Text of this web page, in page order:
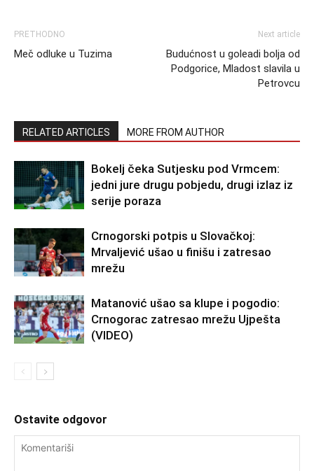
PRETHODNO
Meč odluke u Tuzima
Next article
Budućnost u goleadi bolja od
Podgorice, Mladost slavila u
Petrovcu
RELATED ARTICLES MORE FROM AUTHOR
Bokelj čeka Sutjesku pod Vrmcem:
jedni jure drugu pobjedu, drugi izlaz iz
serije poraza
Crnogorski potpis u Slovačkoj:
Mrvaljević ušao u finišu i zatresao
mrežu
Matanović ušao sa klupe i pogodio:
Crnogorac zatresao mrežu Ujpešta
(VIDEO)
Ostavite odgovor